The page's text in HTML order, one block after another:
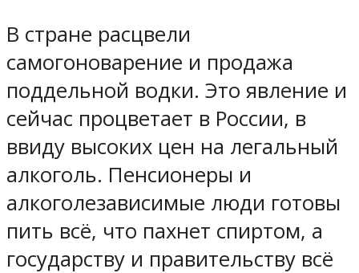
В стране расцвели
самогоноварение и продажа
поддельной водки. Это явление и
сейчас процветает в России, в
ввиду высоких цен на легальный
алкоголь. Пенсионеры и
алкоголезависимые люди готовы
пить всё, что пахнет спиртом, а
государству и правительству всё